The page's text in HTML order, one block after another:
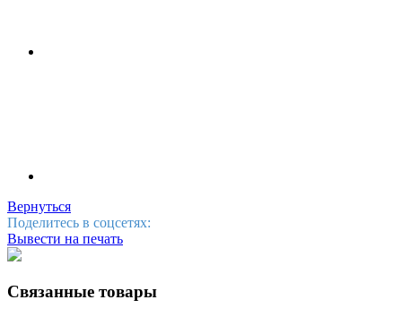
Вернуться
Поделитесь в соцсетях:
Вывести на печать
Связанные товары